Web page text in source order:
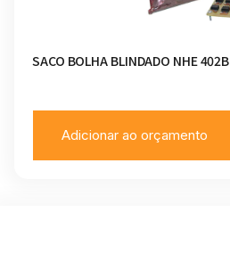
SACO BOLHA BLINDADO NHE 402B
Adicionar ao orçamento